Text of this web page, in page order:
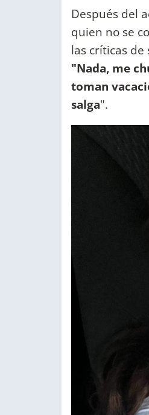
Después del
quien no se
las críticas
"Nada, me
toman
salga".